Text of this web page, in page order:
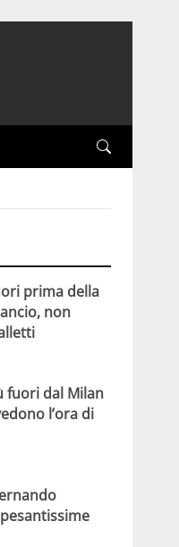
prima della
non
fuori dal Milan
l’ora di